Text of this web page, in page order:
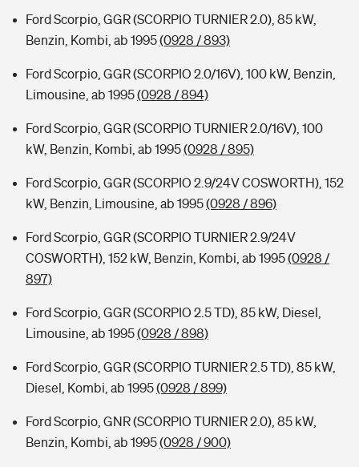
Ford Scorpio, GGR (SCORPIO TURNIER 2.0), 85 kW,
Benzin, Kombi, ab 1995(0928 / 893)
Ford Scorpio, GGR (SCORPIO 2.0/16V), 100 kW, Benzin,
Limousine, ab 1995(0928 / 894)
Ford Scorpio, GGR (SCORPIO TURNIER 2.0/16V), 100
kW, Benzin, Kombi, ab 1995(0928 / 895)
Ford Scorpio, GGR (SCORPIO 2.9/24V COSWORTH), 152
kW, Benzin, Limousine, ab 1995(0928 / 896)
Ford Scorpio, GGR (SCORPIO TURNIER 2.9/24V
COSWORTH), 152 kW, Benzin, Kombi, ab 1995(0928 /
897)
Ford Scorpio, GGR (SCORPIO 2.5 TD), 85 kW, Diesel,
Limousine, ab 1995(0928 / 898)
Ford Scorpio, GGR (SCORPIO TURNIER 2.5 TD), 85 kW,
Diesel, Kombi, ab 1995(0928 / 899)
Ford Scorpio, GNR (SCORPIO TURNIER 2.0), 85 kW,
Benzin, Kombi, ab 1995(0928 / 900)